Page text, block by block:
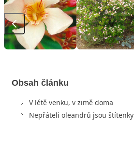
Obsah článku
V létě venku, v zimě doma
Nepřáteli oleandrů jsou štítenky